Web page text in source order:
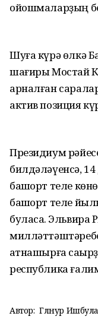
ойошмаларҙың
Шуға күрә өлкә
шағиры Мостай
арналған
актив позиция
Президиум
билдәләүенсә,
башҡорт теле
башҡорт теле
буласаҡ. Эльвира
ҡатнашырға
республика
Автор: Гөлнур